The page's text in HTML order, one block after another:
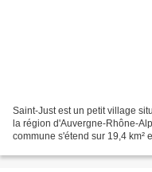
Saint-Just est un petit village
la région d'Auvergne-Rhône-
commune s'étend sur 19,4 km²